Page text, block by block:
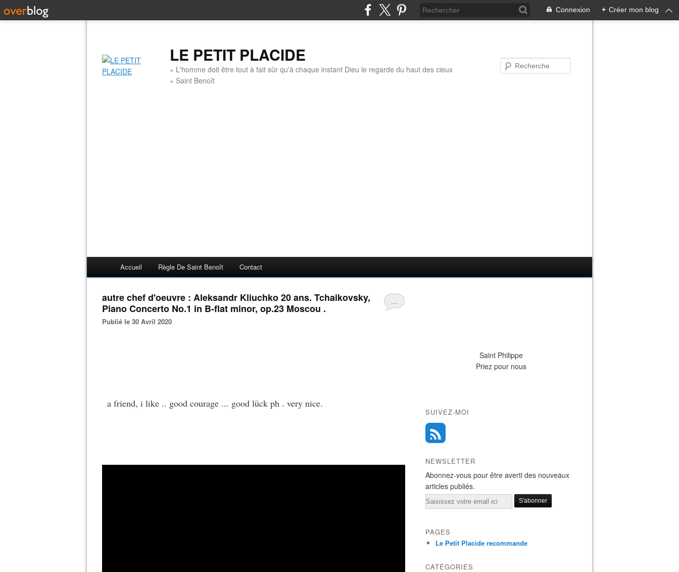
Connexion + Créer mon blog
LE PETIT PLACIDE
« L'homme doit être tout à fait sûr qu'à chaque instant Dieu le regarde du haut des cieux
» Saint Benoît
Accueil Règle De Saint Benoît Contact
…
autre chef d'oeuvre : Aleksandr Kliuchko 20 ans. Tchaikovsky,
Piano Concerto No.1 in B-flat minor, op.23 Moscou .
Publié le 30 Avril 2020
a friend, i like .. good courage ... good lück ph . very nice.
Saint Philippe
Priez pour nous
SUIVEZ-MOI
NEWSLETTER
Abonnez-vous pour être averti des nouveaux
articles publiés.
Email
PAGES
Le Petit Placide recommande
CATÉGORIES